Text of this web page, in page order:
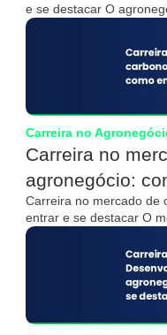
e se destacar O
Carreira no
Carreira no
agronegócio:
Carreira no mercado de
entrar e se destacar O